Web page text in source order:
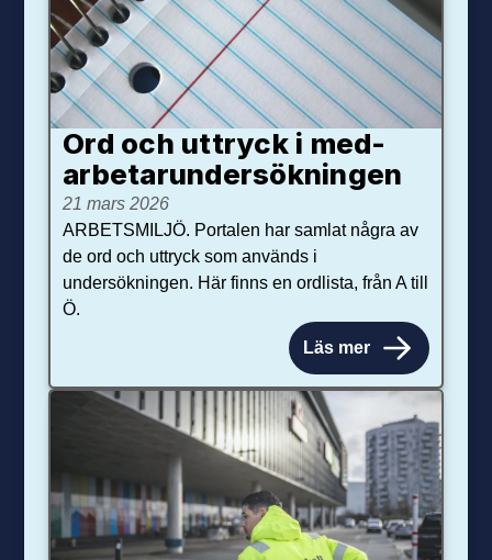
Ord och uttryck i med­­
arbetar­­under­sökningen
21 mars 2026
ARBETSMILJÖ. Portalen har samlat några av
de ord och uttryck som används i
undersökningen. Här finns en ordlista, från A till
Ö.
Läs mer